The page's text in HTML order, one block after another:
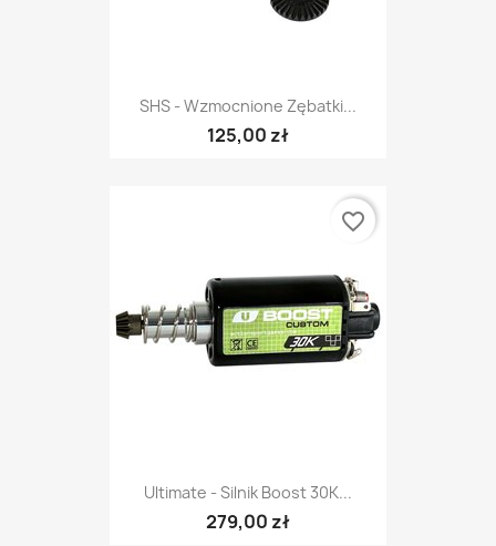
SHS - Wzmocnione Zębatki...
125,00 zł
Ultimate - Silnik Boost 30K...
279,00 zł
favorite_border